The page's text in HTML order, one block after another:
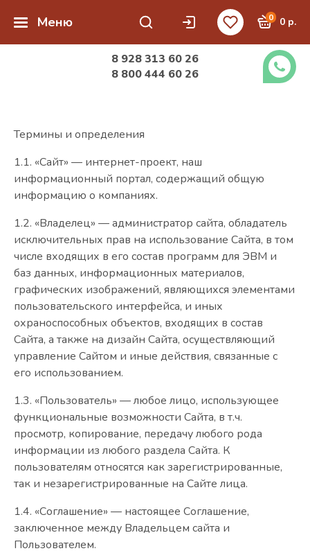
Меню 0 0 р.
8 928 313 60 26
8 800 444 60 26
Термины и определения
1.1. «Сайт» — интернет-проект, наш
информационный портал, содержащий общую
информацию о компаниях.
1.2. «Владелец» — администратор сайта, обладатель
исключительных прав на использование Сайта, в том
числе входящих в его состав программ для ЭВМ и
баз данных, информационных материалов,
графических изображений, являющихся элементами
пользовательского интерфейса, и иных
охраноспособных объектов, входящих в состав
Сайта, а также на дизайн Сайта, осуществляющий
управление Сайтом и иные действия, связанные с
его использованием.
1.3. «Пользователь» — любое лицо, использующее
функциональные возможности Сайта, в т.ч.
просмотр, копирование, передачу любого рода
информации из любого раздела Сайта. К
пользователям относятся как зарегистрированные,
так и незарегистрированные на Сайте лица.
1.4. «Соглашение» — настоящее Соглашение,
заключенное между Владельцем сайта и
Пользователем.